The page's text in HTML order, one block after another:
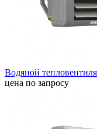
Водяной
цена по запросу